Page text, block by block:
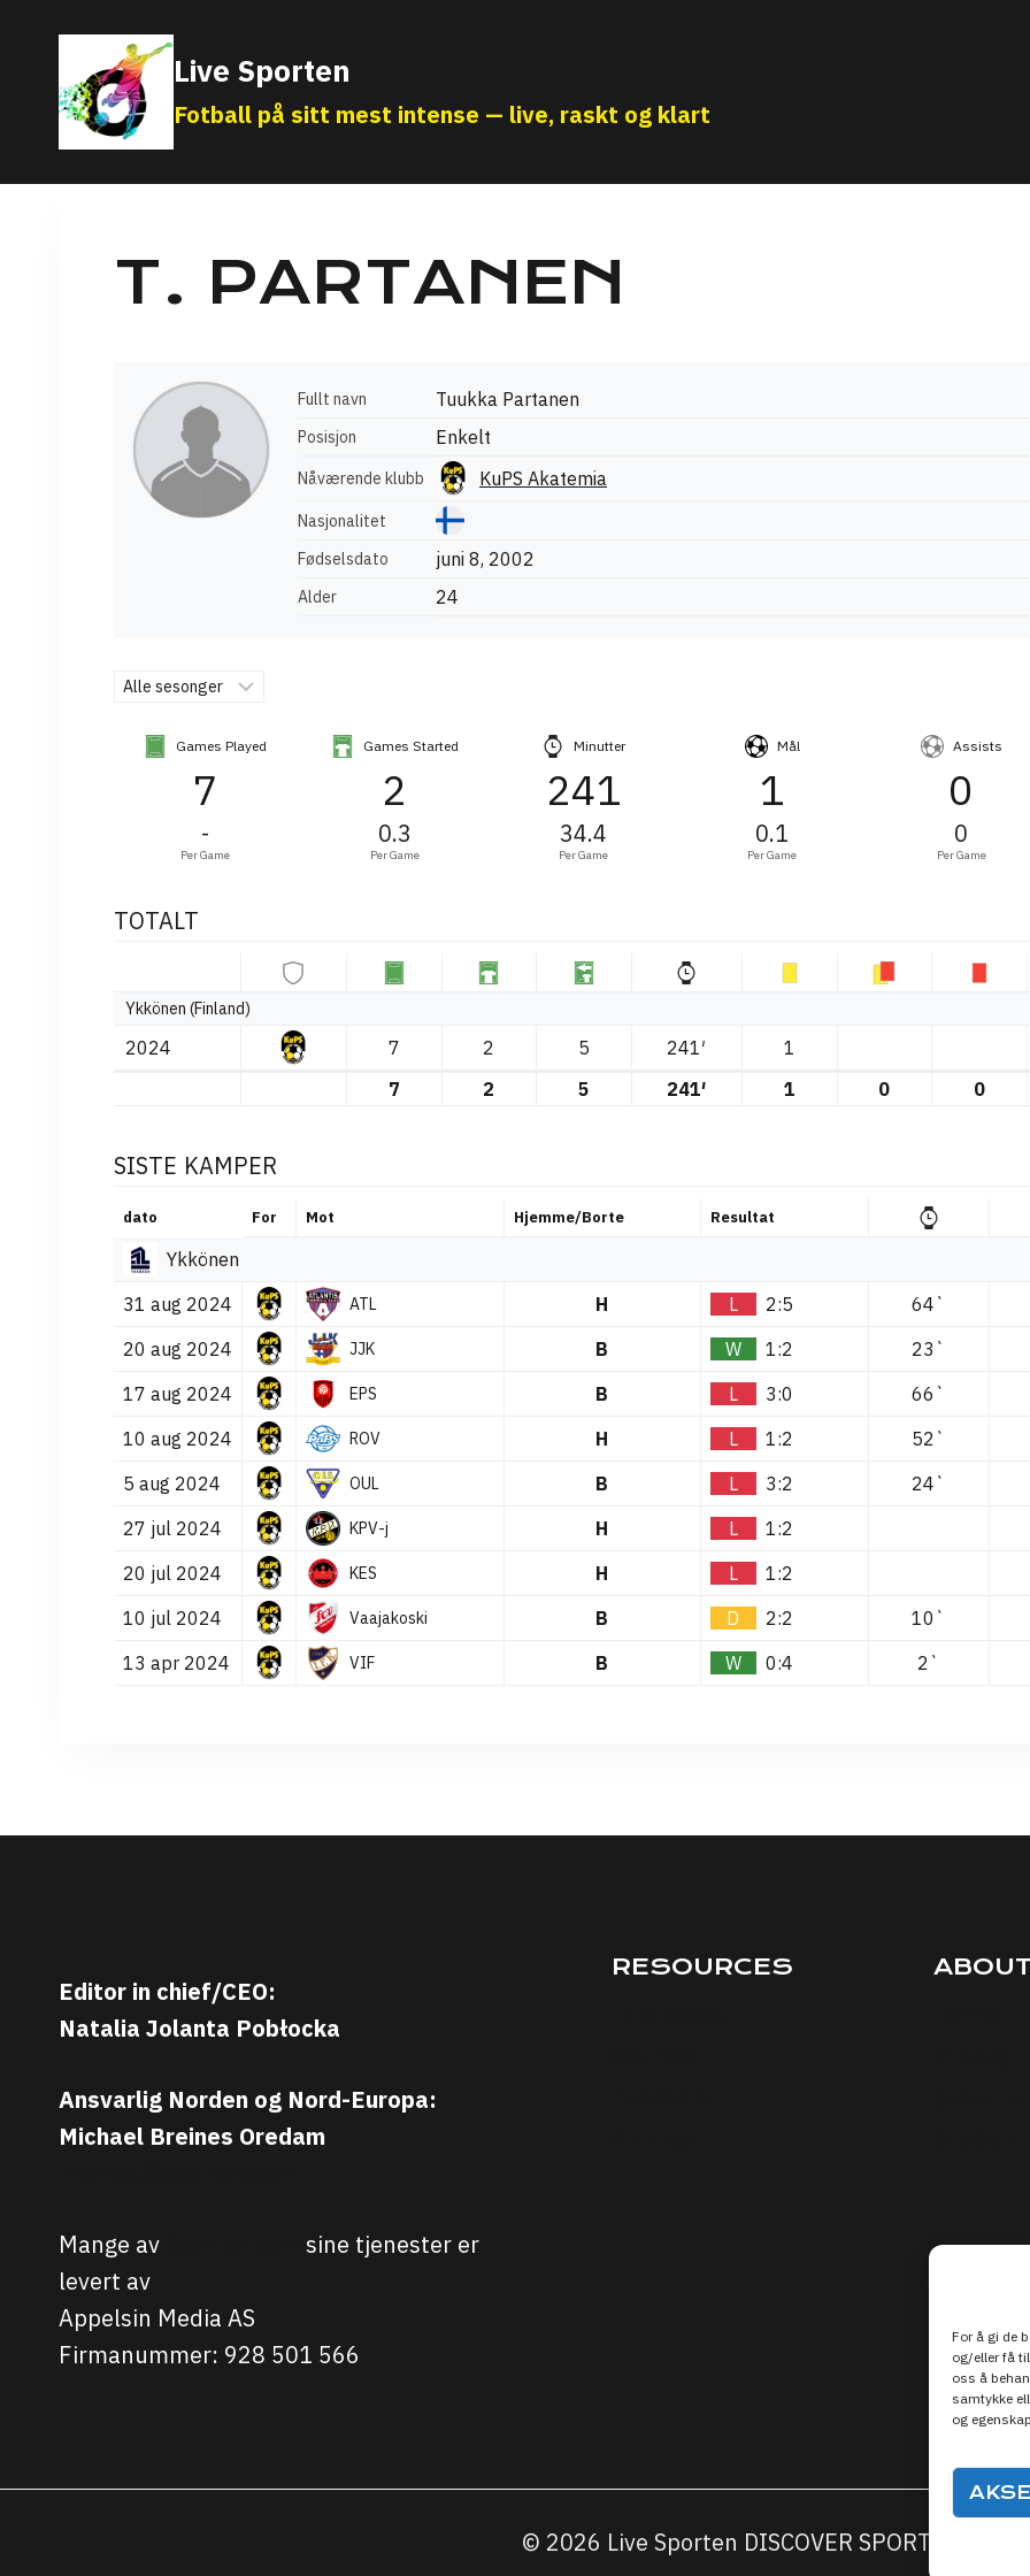
For å gi de
og/eller få
oss å
samtykke
og
content
Live Sporten
Fotball på sitt mest intense — live, raskt og klart
T. PARTANEN
Fullt navn Tuukka Partanen
Posisjon Enkelt
Nåværende klubb KuPS Akatemia
Nasjonalitet
Fødselsdato
juni 8, 2002
Alder 24
Games Played
7
-
Per Game
Games Started
2
0.3
Per Game
Minutter
241
34.4
Per Game
Mål
1
0.1
Per Game
Assists
0
0
Per Game
TOTALT
Ykkönen (Finland)
2024 7 2 5 241′
1
7
2 5 241′ 1 0 0
SISTE KAMPER
dato For Mot Hjemme/Borte Resultat
Ykkönen
31 aug 2024
ATL H L 2:5
64`
20 aug 2024
JJK B W 1:2
23`
17 aug 2024
EPS B L 3:0
66`
10 aug 2024
ROV H L 1:2
52`
5 aug 2024
OUL B L 3:2
24`
27 jul 2024
KPV-j H L
1:2
20 jul 2024
KES H L
1:2
10 jul 2024
Vaajakoski B D 2:2
10`
13 apr 2024
VIF B W 0:4 2`
Editor in chief/CEO:
Natalia Jolanta Pobłocka
Ansvarlig Norden og Nord-Europa:
Michael Breines Oredam
Mange av
sine tjenester er
levert av
Appelsin Media AS
Firmanummer: 928 501 566
RESOURCES
© 2026 Live Sporten DISCOVER SPORTS MEDIA